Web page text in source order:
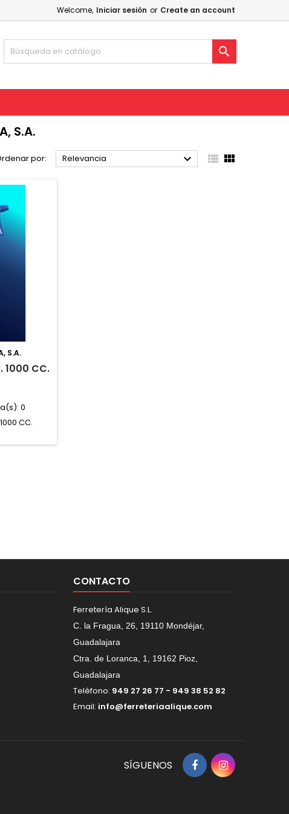
Welcome, Iniciar sesión or Create an account

S.A.
por: Relevancia   
S.A.
1000 CC.
0
CC.
CONTACTO
Ferretería Alique S.L.
C. la Fragua, 26, 19110 Mondéjar,
Guadalajara
Ctra. de Loranca, 1, 19162 Pioz,
Guadalajara
Teléfono: 949 27 26 77 - 949 38 52 82
Email: info@ferreteriaalique.com
SÍGUENOS